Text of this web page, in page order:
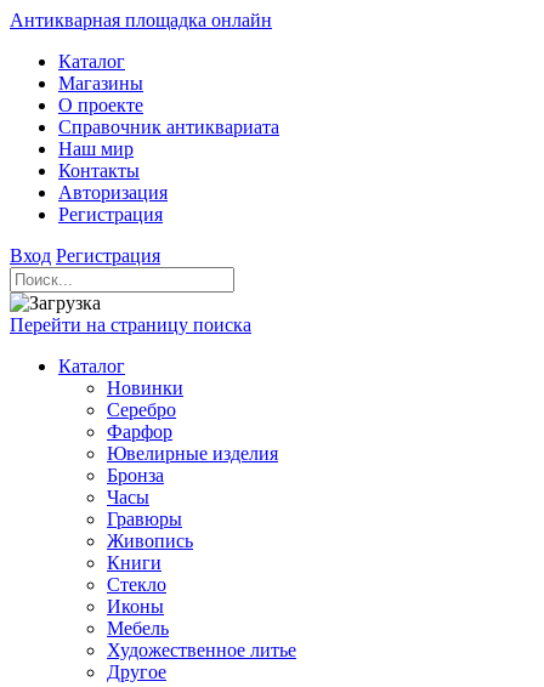
Антикварная площадка онлайн
Каталог
Магазины
О проекте
Справочник антиквариата
Наш мир
Контакты
Авторизация
Регистрация
Вход Регистрация
Перейти на страницу поиска
Каталог
Новинки
Серебро
Фарфор
Ювелирные изделия
Бронза
Часы
Гравюры
Живопись
Книги
Стекло
Иконы
Мебель
Художественное литье
Другое